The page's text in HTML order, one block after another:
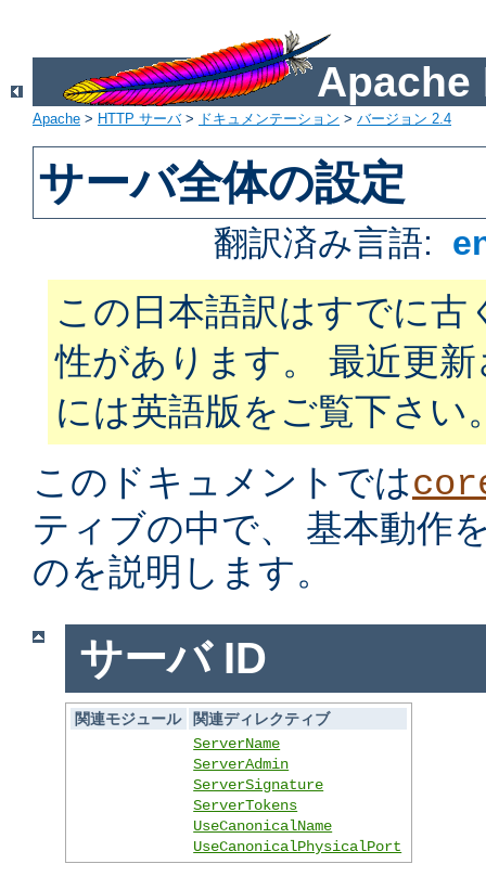
Apache
Apache > HTTP サーバ> ドキュメンテーション > バージョン 2.4
サーバ全体の設定
翻訳済み言語:
この日本語訳はすでに古
性があります。 最近更
には英語版をご覧下さい
このドキュメントでは
ティブの中で、 基本動作
のを説明します。
サーバ ID
関連モジュール
関連ディレクティブ
ServerName
ServerAdmin
ServerSignature
ServerTokens
UseCanonicalName
UseCanonicalPhysicalPort